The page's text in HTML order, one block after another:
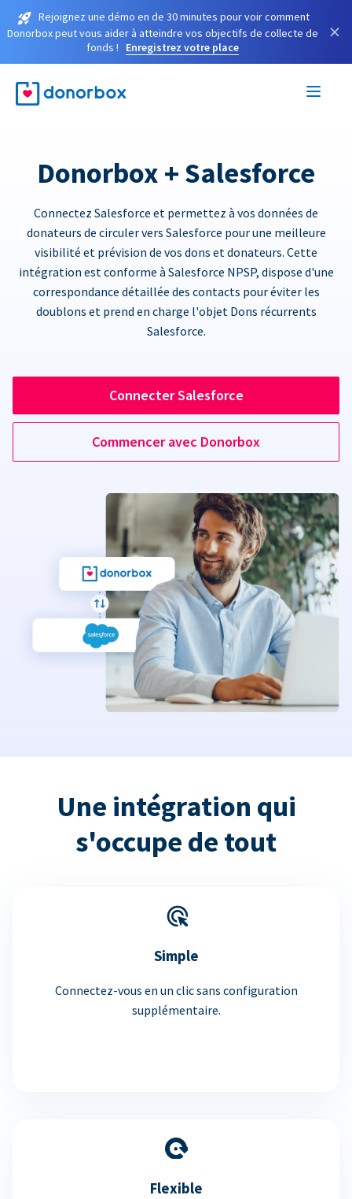
Rejoignez une démo en de 30 minutes pour voir comment
Donorbox peut vous aider à atteindre vos objectifs de collecte de
fonds !
Enregistrez votre place
×
Donorbox + Salesforce
Connectez Salesforce et permettez à vos données de
donateurs de circuler vers Salesforce pour une meilleure
visibilité et prévision de vos dons et donateurs. Cette
intégration est conforme à Salesforce NPSP, dispose d'une
correspondance détaillée des contacts pour éviter les
doublons et prend en charge l'objet Dons récurrents
Salesforce.
Connecter Salesforce
Commencer avec Donorbox
Une intégration qui
s'occupe de tout
Simple
Connectez-vous en un clic sans configuration
supplémentaire.
Flexible